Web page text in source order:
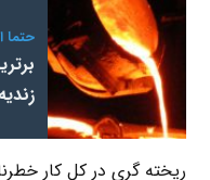
حتما
زندیه
ریخته گری در کل کار